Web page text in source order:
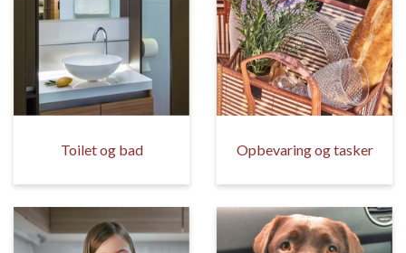
Toilet og bad Opbevaring og tasker